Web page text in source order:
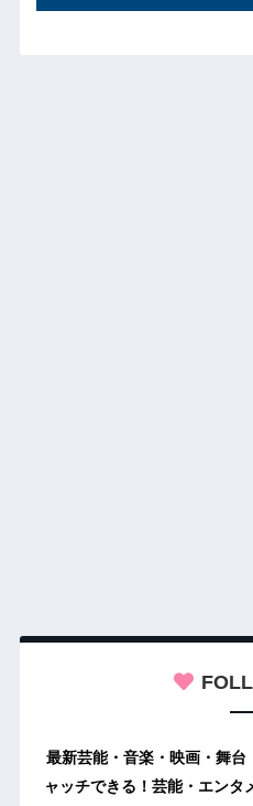
最新芸能・音楽・映画・舞
ャッチできる！芸能・エンタ